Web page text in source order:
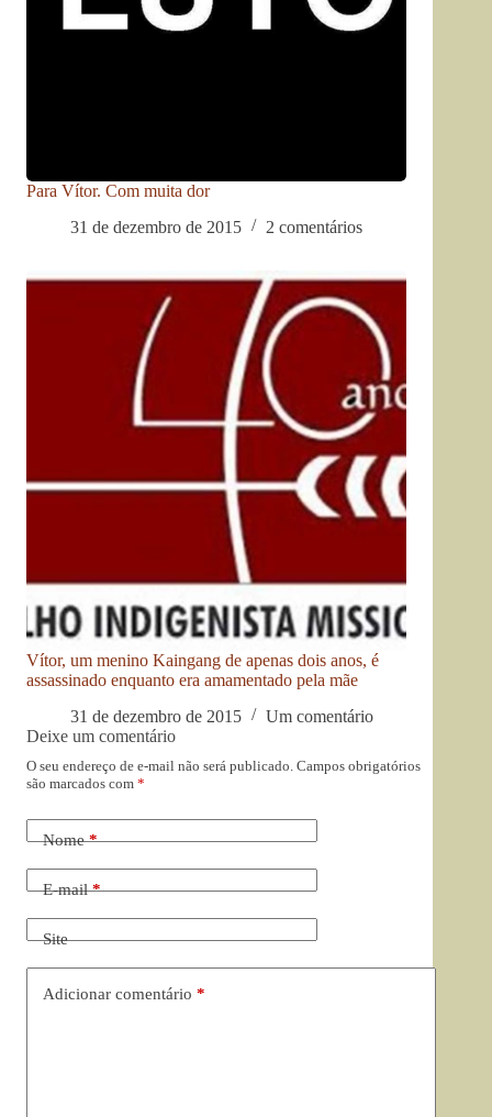
Para Vítor. Com muita dor
31 de dezembro de 2015
2 comentários
Vítor, um menino Kaingang de apenas dois anos, é
assassinado enquanto era amamentado pela mãe
31 de dezembro de 2015
Um comentário
Deixe um comentário
O seu endereço de e-mail não será publicado. Campos obrigatórios
são marcados com *
Nome*
E-mail*
Site
Adicionar comentário *